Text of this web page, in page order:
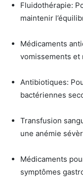
Fluidothérapie:
maintenir
Médicaments
vomissements et
Antibiotiques:
bactériennes
Transfusion
une anémie
Médicaments
symptômes